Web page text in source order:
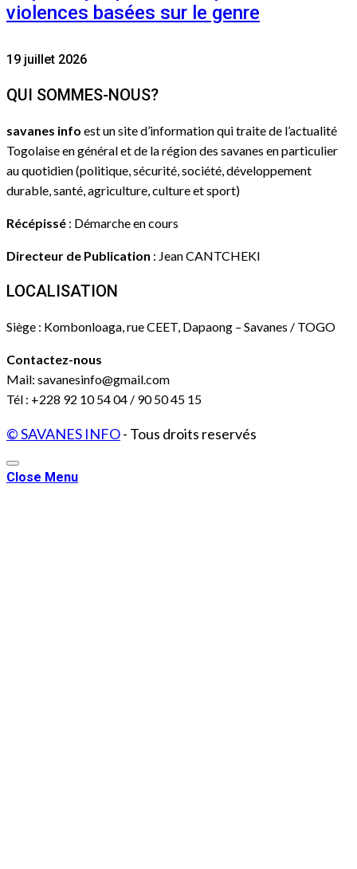
violences basées sur le genre
19 juillet 2026
QUI SOMMES-NOUS?
savanes info est un site d’information qui traite de l’actualité
Togolaise en général et de la région des savanes en particulier
au quotidien (politique, sécurité, société, développement
durable, santé, agriculture, culture et sport)
Récépissé : Démarche en cours
Directeur de Publication : Jean CANTCHEKI
LOCALISATION
Siège : Kombonloaga, rue CEET, Dapaong – Savanes / TOGO
Contactez-nous
Mail: savanesinfo@gmail.com
Tél : +228 92 10 54 04 / 90 50 45 15
© SAVANES INFO- Tous droits reservés
Close Menu